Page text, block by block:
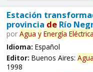
Estación
provincia deRío
por Agua y Energía
Idioma: Español
Editor: Buenos Aires: Agua
1998